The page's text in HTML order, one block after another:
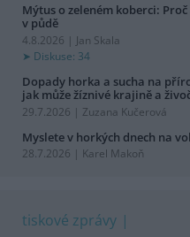
Mýtus o zeleném koberci:
v půdě
4.8.2026 | Jan Skala
Diskuse: 34
Dopady horka a sucha na
jak může žíznivé krajině a
29.7.2026 | Zuzana Kučerová
Myslete v horkých dnech na
28.7.2026 | Karel Makoň
tiskové zprávy